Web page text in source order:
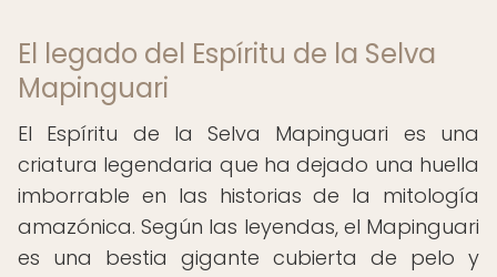
El legado del Espíritu de la Selva
Mapinguari
El Espíritu de la Selva Mapinguari es una
criatura legendaria que ha dejado una huella
imborrable en las historias de la mitología
amazónica. Según las leyendas, el Mapinguari
es una bestia gigante cubierta de pelo y